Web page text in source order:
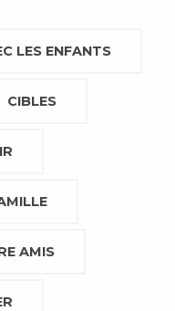
LES ENFANTS
CIBLES
AMIS